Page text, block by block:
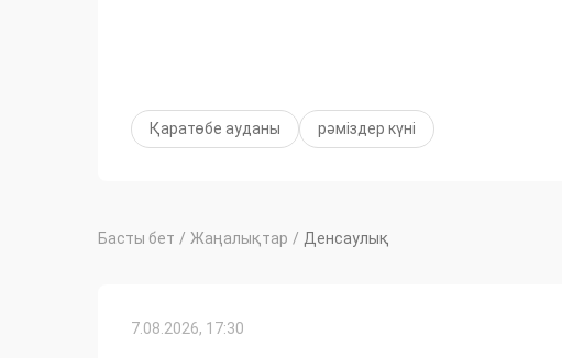
Қаратөбе ауданы рәміздер күні
Басты бет / Жаңалықтар / Денсаулық
7.08.2026, 17:30